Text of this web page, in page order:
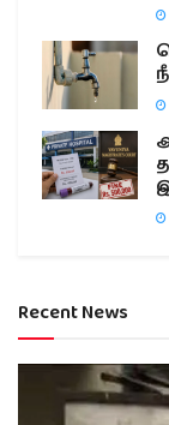
Recent News